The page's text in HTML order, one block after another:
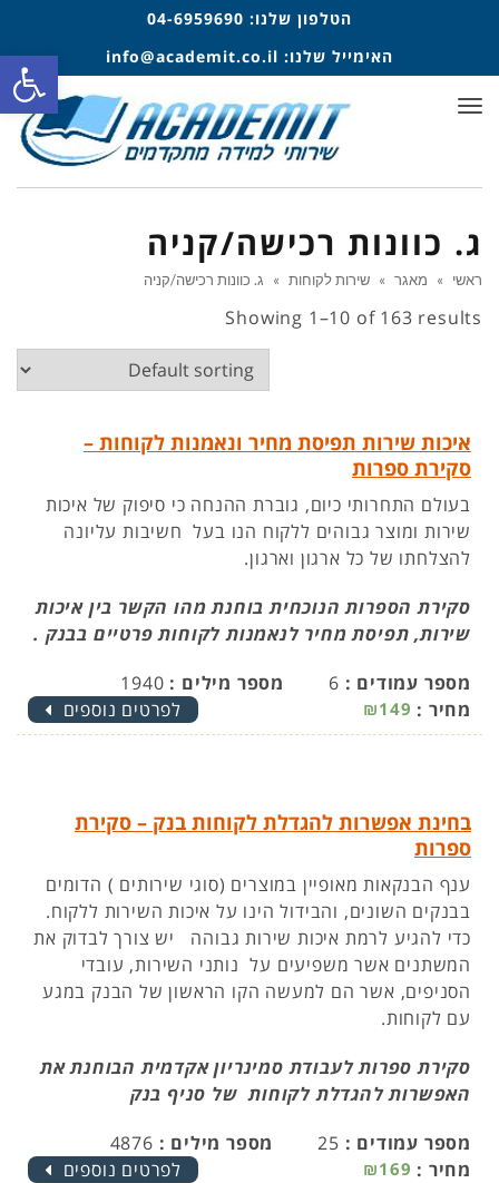
פתח
הטלפון שלנו: 04-6959690
האימייל שלנו: info@academit.co.il
תפריט
ג. כוונות רכישה/קניה
ראשי » מאגר » שירות לקוחות » ג. כוונות רכישה/קניה
Showing 1–10 of 163 results
איכות שירות תפיסת מחיר ונאמנות לקוחות –
סקירת ספרות
בעולם התחרותי כיום, גוברת ההנחה כי סיפוק של איכות
שירות ומוצר גבוהים ללקוח הנו בעל חשיבות עליונה
להצלחתו של כל ארגון וארגון.
סקירת הספרות הנוכחית בוחנת מהו הקשר בין איכות
שירות, תפיסת מחיר לנאמנות לקוחות פרטיים בבנק .
מספר עמודים : 6 מספר מילים : 1940
מחיר : ₪149 לפרטים נוספים
בחינת אפשרות להגדלת לקוחות בנק – סקירת
ספרות
ענף הבנקאות מאופיין במוצרים (סוגי שירותים ) הדומים
בבנקים השונים, והבידול הינו על איכות השירות ללקוח.
כדי להגיע לרמת איכות שירות גבוהה יש צורך לבדוק את
המשתנים אשר משפיעים על נותני השירות, עובדי
הסניפים, אשר הם למעשה הקו הראשון של הבנק במגע
עם לקוחות.
סקירת ספרות לעבודת סמינריון אקדמית הבוחנת את
האפשרות להגדלת לקוחות של סניף בנק
מספר עמודים : 25 מספר מילים : 4876
מחיר : ₪169 לפרטים נוספים